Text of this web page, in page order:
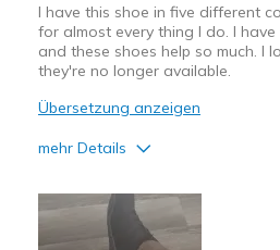
I have this shoe in five different
for almost every thing I do. I
and these shoes help so much. I
they're no longer available.
Übersetzung anzeigen
mehr Details
Attractive Design